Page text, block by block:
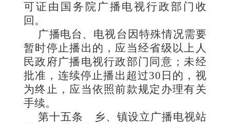
可证由国务院广播电视行政部门收
回。
广播电台、电视台因特殊情况需要
暂时停止播出的，应当经省级以上人
民政府广播电视行政部门同意；未经
批准，连续停止播出超过30日的，视
为终止，应当依照前款规定办理有关
手续。
第十五条 乡、镇设立广播电视站